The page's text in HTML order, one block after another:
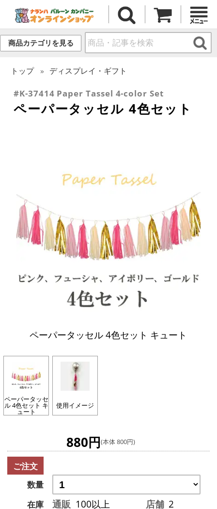
商品カテゴリを見る
トップ ディスプレイ・ギフト
#K-37414 Paper Tassel 4-color Set
ペーパータッセル 4色セット
ペーパータッセル 4色セット キュート
ペーパータッセ
ル 4色セット キ
ュート
使用イメージ
880円(本体 800円)
ご注文
数量
在庫
通販 100以上 店舗 2